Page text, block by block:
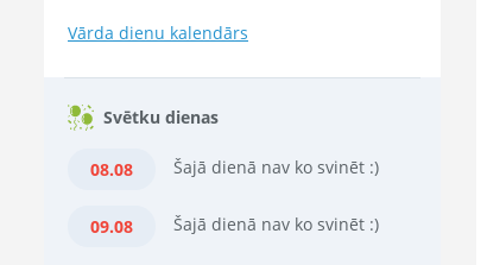
Vārda dienu kalendārs
Svētku dienas
08.08 Šajā dienā nav ko svinēt :)
09.08 Šajā dienā nav ko svinēt :)